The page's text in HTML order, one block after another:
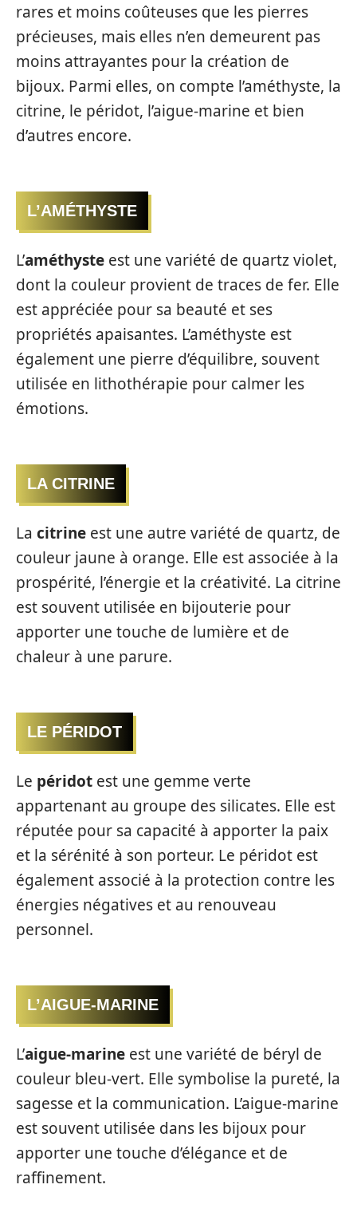
rares et moins coûteuses que les pierres
précieuses, mais elles n’en demeurent pas
moins attrayantes pour la création de
bijoux. Parmi elles, on compte l’améthyste, la
citrine, le péridot, l’aigue-marine et bien
d’autres encore.
L’AMÉTHYSTE
L’améthyste est une variété de quartz violet,
dont la couleur provient de traces de fer. Elle
est appréciée pour sa beauté et ses
propriétés apaisantes. L’améthyste est
également une pierre d’équilibre, souvent
utilisée en lithothérapie pour calmer les
émotions.
LA CITRINE
La citrine est une autre variété de quartz, de
couleur jaune à orange. Elle est associée à la
prospérité, l’énergie et la créativité. La citrine
est souvent utilisée en bijouterie pour
apporter une touche de lumière et de
chaleur à une parure.
LE PÉRIDOT
Le péridot est une gemme verte
appartenant au groupe des silicates. Elle est
réputée pour sa capacité à apporter la paix
et la sérénité à son porteur. Le péridot est
également associé à la protection contre les
énergies négatives et au renouveau
personnel.
L’AIGUE-MARINE
L’aigue-marine est une variété de béryl de
couleur bleu-vert. Elle symbolise la pureté, la
sagesse et la communication. L’aigue-marine
est souvent utilisée dans les bijoux pour
apporter une touche d’élégance et de
raffinement.